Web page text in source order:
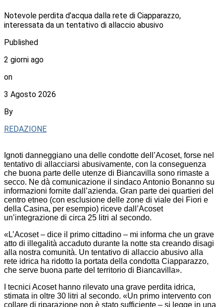
Notevole perdita d’acqua dalla rete di Ciapparazzo,
interessata da un tentativo di allaccio abusivo
Published
2 giorni ago
on
3 Agosto 2026
By
REDAZIONE
Ignoti danneggiano una delle condotte dell’Acoset, forse nel
tentativo di allacciarsi abusivamente, con la conseguenza
che buona parte delle utenze di Biancavilla sono rimaste a
secco. Ne dà comunicazione il sindaco Antonio Bonanno su
informazioni fornite dall’azienda. Gran parte dei quartieri del
centro etneo (con esclusione delle zone di viale dei Fiori e
della Casina, per esempio) riceve dall’Acoset
un’integrazione di circa 25 litri al secondo.
«L’Acoset – dice il primo cittadino – mi informa che un grave
atto di illegalità accaduto durante la notte sta creando disagi
alla nostra comunità. Un tentativo di allaccio abusivo alla
rete idrica ha ridotto la portata della condotta Ciapparazzo,
che serve buona parte del territorio di Biancavilla».
I tecnici Acoset hanno rilevato una grave perdita idrica,
stimata in oltre 30 litri al secondo. «Un primo intervento con
collare di riparazione non è stato sufficiente – si legge in una